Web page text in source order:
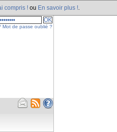
compris ! ou En savoir plus !
Mot de passe oublié ?